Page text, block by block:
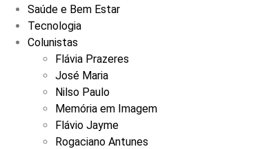
Saúde e Bem Estar
Tecnologia
Colunistas
Flávia Prazeres
José Maria
Nilso Paulo
Memória em Imagem
Flávio Jayme
Rogaciano Antunes